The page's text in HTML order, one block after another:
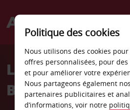
Welcome
AvisLocation de
Burlington
Politique des cookies
Nous utilisons des cookies
offres personnalisées, pour
et pour améliorer votre
Nous partageons également
partenaires publicitaires et
d’informations, voir notre